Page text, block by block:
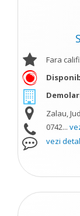
Fara
Zalau,
0742...
vezi